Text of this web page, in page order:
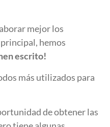
mejor los
hemos
escrito!
más utilizados para
de obtener las